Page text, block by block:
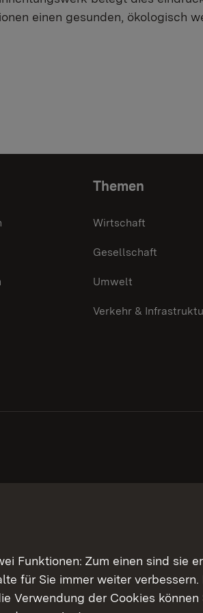
einen gesunden, ökologisch
Themen
Wirtschaft
Gesellschaft
Umwelt
Verkehr &
Funktionen: Zum einen sind
für Sie immer weiter
Verwendung der Cookies